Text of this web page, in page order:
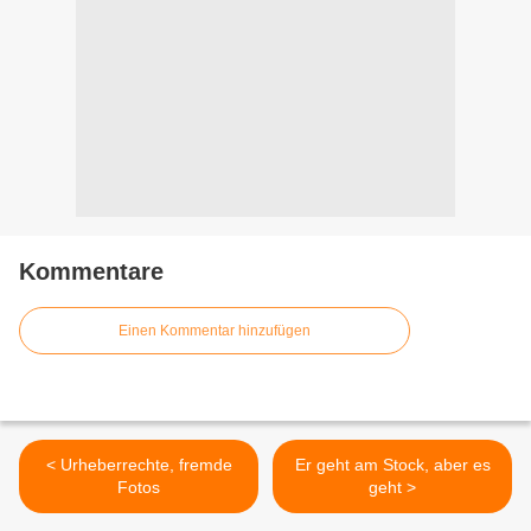
Kommentare
Einen Kommentar hinzufügen
< Urheberrechte, fremde
Fotos
Er geht am Stock, aber es
geht >